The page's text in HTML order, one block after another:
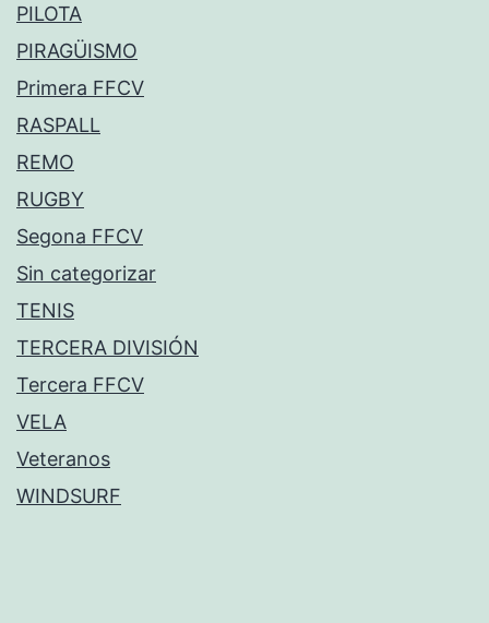
PILOTA
PIRAGÜISMO
Primera FFCV
RASPALL
REMO
RUGBY
Segona FFCV
Sin categorizar
TENIS
TERCERA DIVISIÓN
Tercera FFCV
VELA
Veteranos
WINDSURF